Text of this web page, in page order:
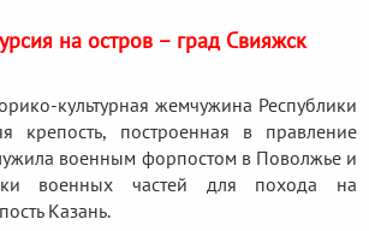
на остров – град Свияжск
культурная жемчужина Республики
крепость, построенная в правление
военным форпостом в Поволжье и
военных частей для похода на
Казань.